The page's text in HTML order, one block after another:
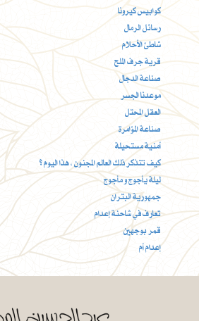
كوابيس كيرونا
رسائل الرمال
شاطئ الأحلام
قرية جرف الملح
صناعة الدجال
موعدنا الجسر
العقل المحتل
صناعة المؤامرة
أمنية مستحيلة
كيف تتذكر ذلك العالم المجنون ، هذا اليوم ؟
ليلة يأجوج و مأجوج
جمهورية البتران
تعارف في شاحنة إعدام
قمر بوجهين
إعدام أم